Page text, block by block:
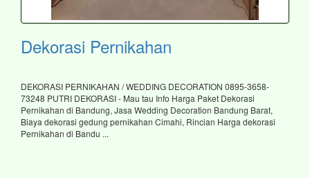
Dekorasi Pernikahan
DEKORASI PERNIKAHAN / WEDDING DECORATION 0895-3658-
73248 PUTRI DEKORASI - Mau tau Info Harga Paket Dekorasi
Pernikahan di Bandung, Jasa Wedding Decoration Bandung Barat,
Biaya dekorasi gedung pernikahan Cimahi, Rincian Harga dekorasi
Pernikahan di Bandu ...